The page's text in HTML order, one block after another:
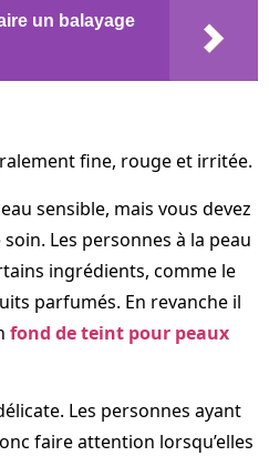
un balayage
fine, rouge et irritée.
sensible, mais vous devez
Les personnes à la peau
ingrédients, comme le
parfumés. En revanche il
fond de teint pour peaux
Les personnes ayant
faire attention lorsqu’elles